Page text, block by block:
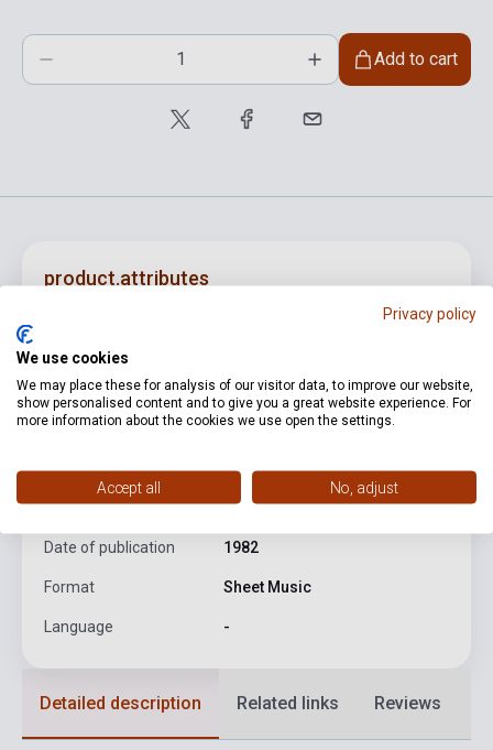
Add to cart
product.attributes
Author Liszt Ferenc
Pages 192
Binding Soft cover
Publisher EMB
Date of publication 1982
Format Sheet Music
Language -
Detailed description Related links Reviews
Privacy policy
We use cookies
We may place these for analysis of our visitor data, to improve our website,
show personalised content and to give you a great website experience. For
more information about the cookies we use open the settings.
Accept all No, adjust